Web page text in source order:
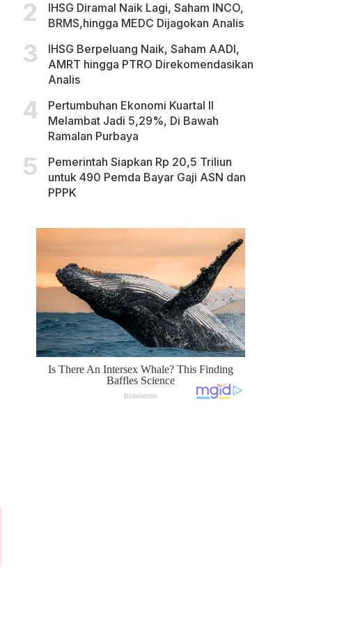
IHSG Diramal Naik Lagi, Saham INCO,
BRMS,hingga MEDC Dijagokan Analis
IHSG Berpeluang Naik, Saham AADI,
AMRT hingga PTRO Direkomendasikan
Analis
Pertumbuhan Ekonomi Kuartal II
Melambat Jadi 5,29%, Di Bawah
Ramalan Purbaya
Pemerintah Siapkan Rp 20,5 Triliun
untuk 490 Pemda Bayar Gaji ASN dan
PPPK